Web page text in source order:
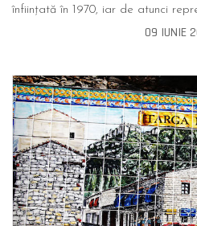
înființată în 1970, iar de atunci
09 IUNIE